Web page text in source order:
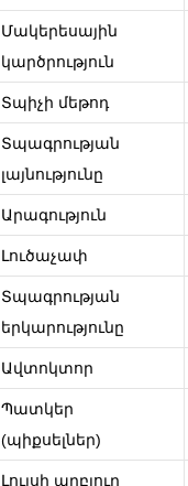
Մակերեսային
կարծրություն
Տպիչի մեթոդ
Տպագրության
լայնությունը
Արագություն
Լուծաչափ
Տպագրության
երկարությունը
Ավտոկտոր
Պատկեր
(պիքսելներ)
Լույսի աղբյուր